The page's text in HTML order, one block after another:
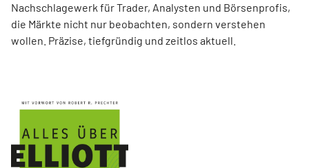
Nachschlagewerk für Trader, Analysten und Börsenprofis,
die Märkte nicht nur beobachten, sondern verstehen
wollen. Präzise, tiefgründig und zeitlos aktuell.